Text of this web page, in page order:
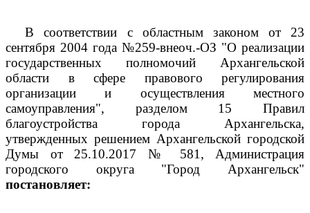
В соответствии с областным законом от 23
сентября 2004 года №259-внеоч.-ОЗ "О реализации
государственных полномочий Архангельской
области в сфере правового регулирования
организации и осуществления местного
самоуправления", разделом 15 Правил
благоустройства города Архангельска,
утвержденных решением Архангельской городской
Думы от 25.10.2017 № 581, Администрация
городского округа "Город Архангельск"
постановляет: